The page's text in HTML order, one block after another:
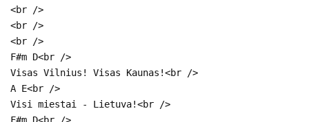
<br />
<br />
<br />
F#m D<br />
Visas Vilnius! Visas Kaunas!<br />
A E<br />
Visi miestai - Lietuva!<br />
F#m D<br />